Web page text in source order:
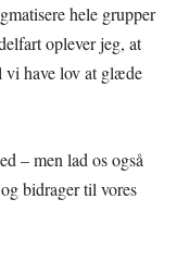
hele grupper
oplever jeg, at
vi have lov at glæde
– men lad os også
bidrager til vores